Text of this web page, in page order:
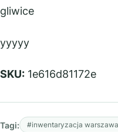
gliwice
yyyyy
SKU: 1e616d81172e
Tagi: #inwentaryzacja warszawa